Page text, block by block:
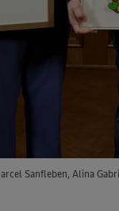
Sanfleben, Alina